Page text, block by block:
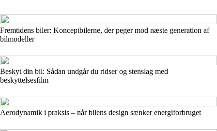
Fremtidens biler: Konceptbilerne, der peger mod næste generation af
bilmodeller
Beskyt din bil: Sådan undgår du ridser og stenslag med
beskyttelsesfilm
Aerodynamik i praksis – når bilens design sænker energiforbruget